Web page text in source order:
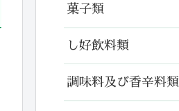
菓子類
し好飲料類
調味料及び香辛料類